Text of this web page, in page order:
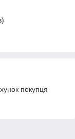
покупця